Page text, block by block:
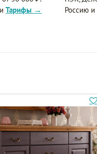
Тарифы →
Россию и